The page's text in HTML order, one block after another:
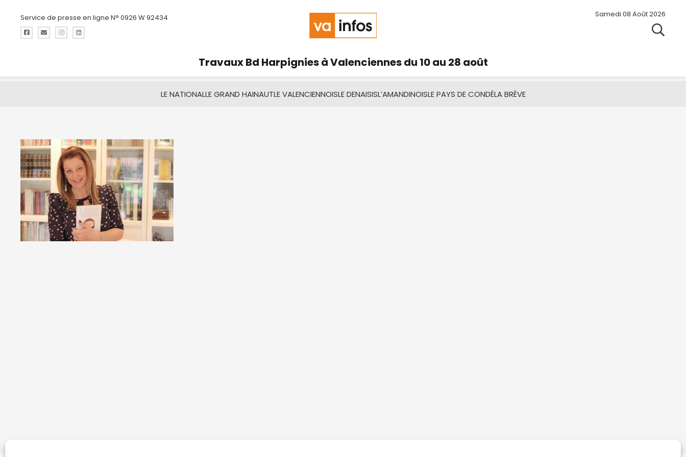
Service de presse en ligne N° 0926 W 92434 Samedi 08 Août 2026
Travaux Bd Harpignies à Valenciennes du 10 au 28 août
LE NATIONALLE GRAND HAINAUTLE VALENCIENNOISLE DENAISISL’AMANDINOISLE PAYS DE CONDÉLA BRÈVE